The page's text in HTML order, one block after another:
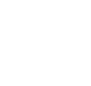
très moderne .